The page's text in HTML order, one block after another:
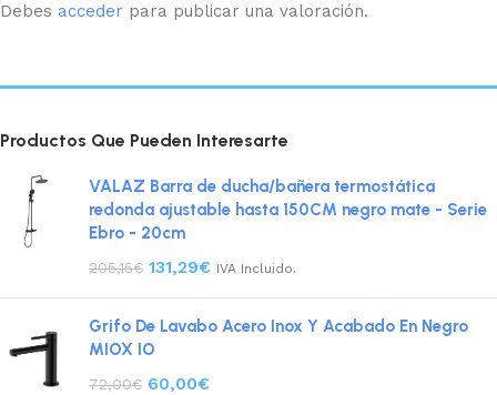
Debes acceder para publicar una valoración.
Productos Que Pueden Interesarte
VALAZ Barra de ducha/bañera termostática
redonda ajustable hasta 150CM negro mate - Serie
Ebro - 20cm
205,15€ 131,29€ IVA Incluido.
Grifo De Lavabo Acero Inox Y Acabado En Negro
MIOX IO
72,00€ 60,00€